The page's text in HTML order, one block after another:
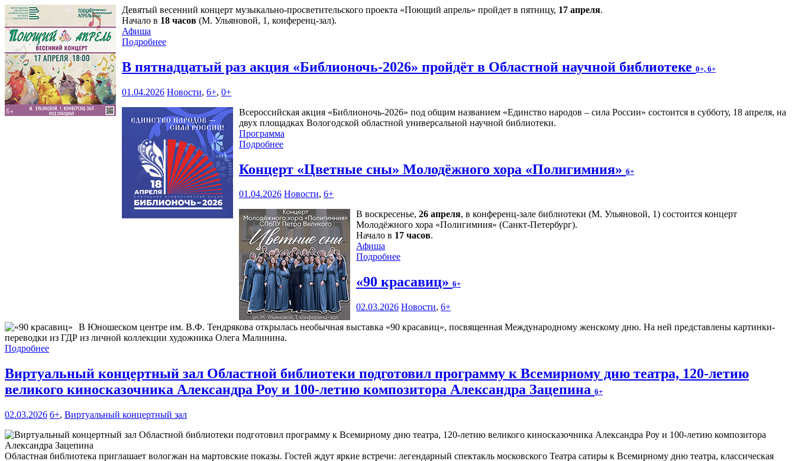
Девятый весенний концерт музыкально-просветительского проекта «Поющий апрель» пройдет в пятницу, 17 апреля.
Начало в 18 часов (М. Ульяновой, 1, конференц-зал).
Афиша
Подробнее
В пятнадцатый раз акция «Библионочь-2026» пройдёт в Областной научной библиотеке 0+, 6+
01.04.2026 Новости, 6+, 0+
Всероссийская акция «Библионочь-2026» под общим названием «Единство народов – сила России» состоится в субботу, 18 апреля, на
двух площадках Вологодской областной универсальной научной библиотеки.
Программа
Подробнее
Концерт «Цветные сны» Молодёжного хора «Полигимния» 6+
01.04.2026 Новости, 6+
В воскресенье, 26 апреля, в конференц-зале библиотеки (М. Ульяновой, 1) состоится концерт
Молодёжного хора «Полигимния» (Санкт-Петербург).
Начало в 17 часов.
Афиша
Подробнее
«90 красавиц» 6+
02.03.2026 Новости, 6+
В Юношеском центре им. В.Ф. Тендрякова открылась необычная выставка «90 красавиц», посвященная Международному женскому дню. На ней представлены картинки-
переводки из ГДР из личной коллекции художника Олега Малинина.
Подробнее
Виртуальный концертный зал Областной библиотеки подготовил программу к Всемирному дню театра, 120-летию
великого киносказочника Александра Роу и 100-летию композитора Александра Зацепина 6+
02.03.2026 6+, Виртуальный концертный зал
Областная библиотека приглашает вологжан на мартовские показы. Гостей ждут яркие встречи: легендарный спектакль московского Театра сатиры к Всемирному дню театра, классическая